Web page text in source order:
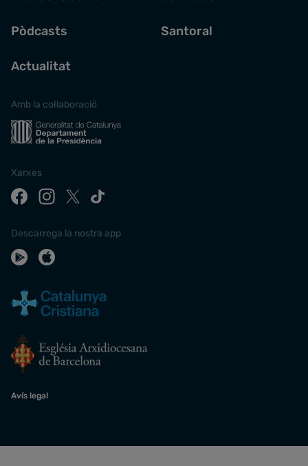
Pòdcasts
Actualitat
Santoral
Amb la col·laboració
Xarxes
Descarrega la nostra app
Avís legal